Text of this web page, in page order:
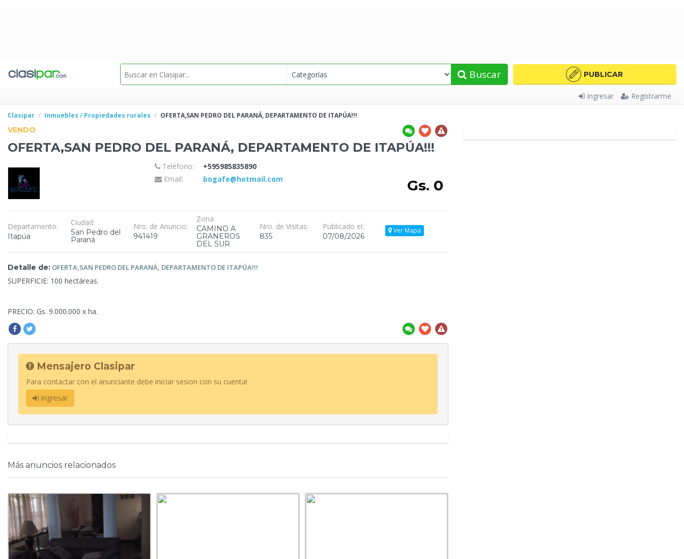
Buscar PUBLICAR
Ingresar Registrarme
Clasipar Inmuebles / Propiedades rurales OFERTA,SAN PEDRO DEL PARANÁ, DEPARTAMENTO DE ITAPÚA!!!
VENDO
OFERTA,SAN PEDRO DEL PARANÁ, DEPARTAMENTO DE ITAPÚA!!!
Teléfono:
+595985835890
Email:
bogafe@hotmail.com Gs. 0
Departamento:
Itapúa
Ciudad:
San Pedro del
Paraná
Nro. de Anuncio:
941419
Zona
CAMINO A
GRANEROS
DEL SUR
Nro. de Visitas:
835
Publicado el:
07/08/2026
Ver Mapa
Detalle de: OFERTA,SAN PEDRO DEL PARANÁ, DEPARTAMENTO DE ITAPÚA!!!
SUPERFICIE: 100 hectáreas.
PRECIO: Gs. 9.000.000 x ha.
Mensajero Clasipar
Para contactar con el anunciante debe iniciar sesion con su cuenta!
Ingresar
Más anuncios relacionados